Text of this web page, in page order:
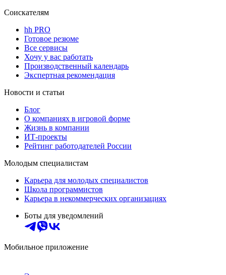
Соискателям
hh PRO
Готовое резюме
Все сервисы
Хочу у вас работать
Производственный календарь
Экспертная рекомендация
Новости и статьи
Блог
О компаниях в игровой форме
Жизнь в компании
ИТ-проекты
Рейтинг работодателей России
Молодым специалистам
Карьера для молодых специалистов
Школа программистов
Карьера в некоммерческих организациях
Боты для уведомлений
Мобильное приложение